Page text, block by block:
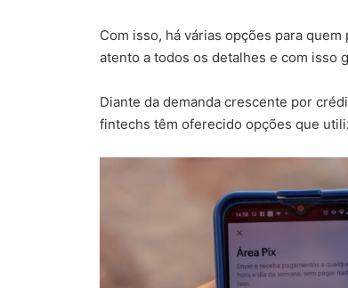
Com isso, há várias opções para
atento a todos os detalhes e com isso
Diante da demanda crescente por
fintechs têm oferecido opções que